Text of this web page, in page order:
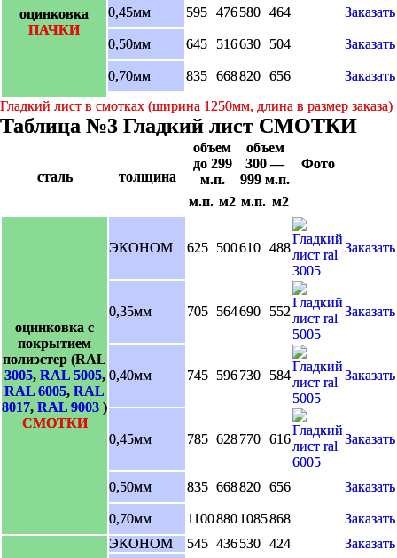
оцинковка
ПАЧКИ
0,45мм 595 476580 464 Заказать
0,50мм 645 516630 504 Заказать
0,70мм 835 668820 656
Заказать
Гладкий лист в смотках (ширина 1250мм, длина в размер заказа)
Таблица №3 Гладкий лист СМОТКИ
сталь толщина
объем
до 299
м.п.
объем
300 —
999 м.п.
Фото
м.п. м2 м.п. м2
оцинковка с
покрытием
полиэстер (RAL
3005, RAL 5005,
RAL 6005, RAL
8017, RAL 9003 )
СМОТКИ
ЭКОНОМ 625 500610 488 Заказать
0,35мм 705 564690 552 Заказать
0,40мм 745 596730 584 Заказать
0,45мм 785 628770 616 Заказать
0,50мм 835 668820 656 Заказать
0,70мм 11008801085868 Заказать
ЭКОНОМ 545 436530 424
Заказать